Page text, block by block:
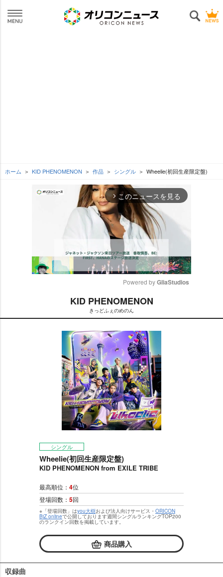
ホーム KID PHENOMENON 作品 シングル Wheelie(初回生産限定盤)
arrow_forward_ios このニュースを見る
t
e
Powered by GliaStudios
KID PHENOMENON
きっどふぇのめのん
シングル
Wheelie(初回生産限定盤)
KID PHENOMENON from EXILE TRIBE
最高順位： 4位
登場回数： 5回
※「登場回数」はyou大樹および法人向けサービス・ ORICON
BiZ onlineで公開しております週間シングルランキングTOP200
のランクイン回数を掲載しています。
商品購入
収録曲